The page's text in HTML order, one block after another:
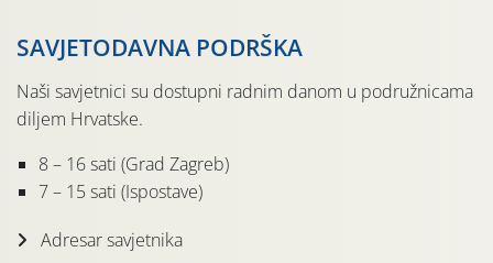
SAVJETODAVNA PODRŠKA
Naši savjetnici su dostupni radnim danom u podružnicama
diljem Hrvatske.
8 – 16 sati (Grad Zagreb)
7 – 15 sati (Ispostave)
Adresar savjetnika